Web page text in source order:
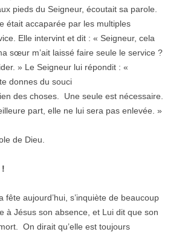
pieds du Seigneur, écoutait sa parole.
était accaparée par les multiples
Elle intervint et dit : « Seigneur, cela
sœur m’ait laissé faire seule le service ?
» Le Seigneur lui répondit : «
donnes du souci
des choses. Une seule est nécessaire.
part, elle ne lui sera pas enlevée. »
de Dieu.
!
fête aujourd’hui, s’inquiète de beaucoup
à Jésus son absence, et Lui dit que son
On dirait qu’elle est toujours